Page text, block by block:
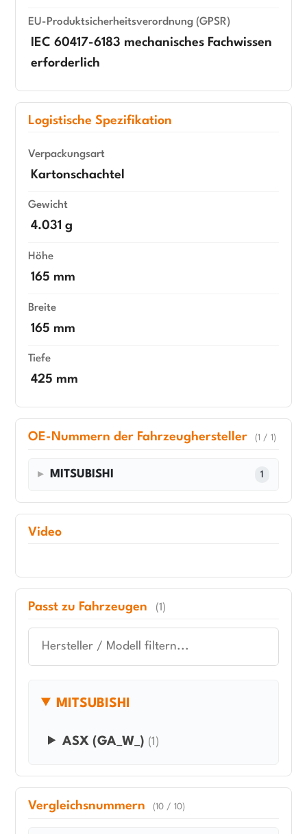
EU-Produktsicherheitsverordnung (GPSR)
IEC 60417-6183 mechanisches Fachwissen
erforderlich
Logistische Spezifikation
Verpackungsart
Kartonschachtel
Gewicht
4.031 g
Höhe
165 mm
Breite
165 mm
Tiefe
425 mm
OE-Nummern der Fahrzeughersteller (1 / 1)
MITSUBISHI 1
Video
Passt zu Fahrzeugen (1)
MITSUBISHI
ASX (GA_W_) (1)
Vergleichsnummern (10 / 10)